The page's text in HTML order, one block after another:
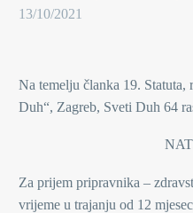
13/10/2021
Na temelju članka 19.
Duh“, Zagreb, Sveti Duh 64
Za prijem pripravnika –
vrijeme u trajanju od 12